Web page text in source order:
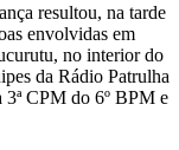
resultou, na tarde
envolvidas em
no interior do
da Rádio Patrulha
CPM do 6º BPM e